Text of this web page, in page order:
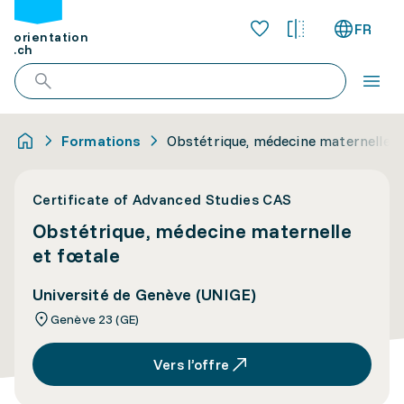
orientation
.ch
FR
Formations Obstétrique, médecine maternelle
Certificate of Advanced Studies CAS
Obstétrique, médecine maternelle
et fœtale
Université de Genève (UNIGE)
Genève 23 (GE)
Vers l’offre